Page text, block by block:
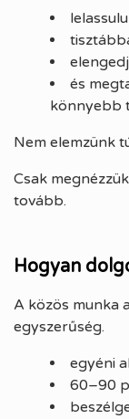
és
könnyebb
Nem elemzünk
Csak
tovább.
Hogyan
A közös munka
egyszerűség.
egyéni
60–90